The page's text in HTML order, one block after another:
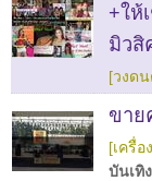
+ให้
มิวสิ
[วงด
ขาย
[เครื่
บันเทิง